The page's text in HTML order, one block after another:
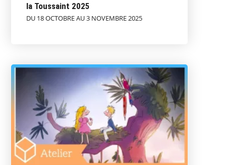
la Toussaint 2025
DU 18 OCTOBRE AU 3 NOVEMBRE 2025